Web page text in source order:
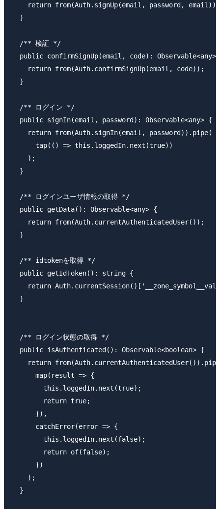
    return from(Auth.signUp(email, password, email));
  }
  /** 検証 */
public confirmSignUp(email, code): Observable<any>
    return from(Auth.confirmSignUp(email, code));
  }
  /** ログイン */
  public signIn(email, password): Observable<any> {
    return from(Auth.signIn(email, password)).pipe(
      tap(() => this.loggedIn.next(true))
    );
  }
  /** ログインユーザ情報の取得 */
  public getData(): Observable<any> {
    return from(Auth.currentAuthenticatedUser());
  }
  /** idtokenを取得 */
  public getIdToken(): string {
return
  }
  /** ログイン状態の取得 */
  public isAuthenticated(): Observable<boolean> {
return
      map(result => {
        this.loggedIn.next(true);
        return true;
      }),
      catchError(error => {
        this.loggedIn.next(false);
        return of(false);
      })
    );
  }